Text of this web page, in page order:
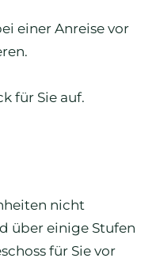
einer Anreise vor
für Sie auf.
nicht
über einige Stufen
für Sie vor